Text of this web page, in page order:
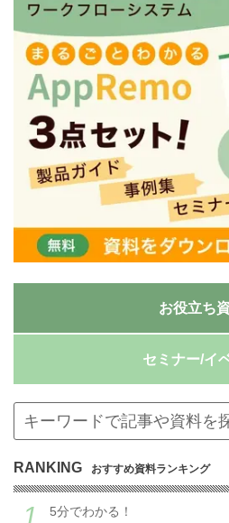
お役立ち
セミナー/イ
RANKING おすすめ資料ランキング
5分でわかる！